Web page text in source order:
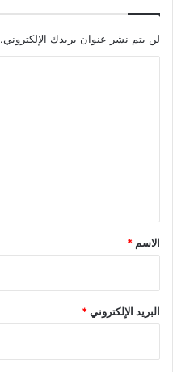
لن يتم نشر عنوان بريدك الإلكتروني.
*
الاسم *
البريد الإلكتروني*